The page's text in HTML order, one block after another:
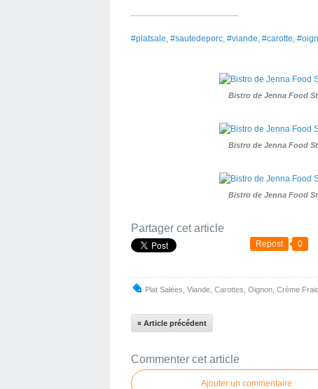
#platsale, #sautedeporc, #viande, #carotte,
Bistro de Jenna Food
Bistro de Jenna Food
Bistro de Jenna Food
Partager cet article
Repost 0
Plat Salées Viande Carottes Oignon Crème
« Article précédent
Commenter cet article
Ajouter un commentaire